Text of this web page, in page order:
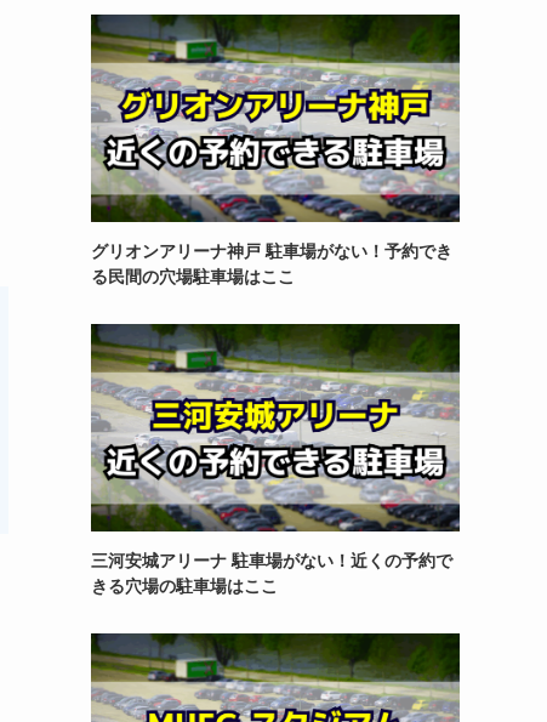
グリオンアリーナ神戸 駐車場がない！予約でき
る民間の穴場駐車場はここ
三河安城アリーナ 駐車場がない！近くの予約で
きる穴場の駐車場はここ